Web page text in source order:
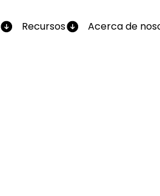
Recursos Acerca de